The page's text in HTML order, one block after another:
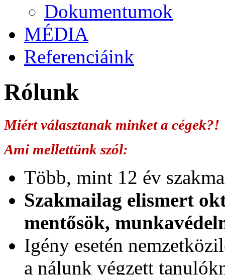
Dokumentumok
MÉDIA
Referenciáink
Rólunk
Miért választanak minket a cégek?!
Ami mellettünk szól:
Több, mint 12 év
Szakmailag elismert
mentősök,
Igény esetén
a nálunk végzett